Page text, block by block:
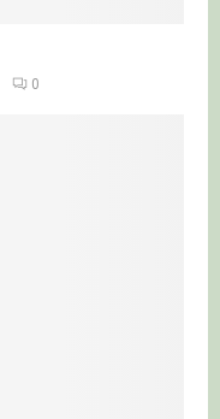
0